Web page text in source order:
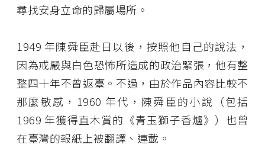
尋找安身立命的歸屬場所。
1949 年陳舜臣赴日以後，按照他自己的說法，
因為戒嚴與白色恐怖所造成的政治緊張，他有整
整四十年不曾返臺。不過，由於作品內容比較不
那麼敏感，1960 年代，陳舜臣的小說（包括
1969 年獲得直木賞的《青玉獅子香爐》）也曾
在臺灣的報紙上被翻譯、連載。